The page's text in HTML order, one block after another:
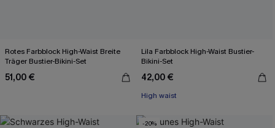
Rotes Farbblock High-Waist Breite
Träger Bustier-Bikini-Set
51,00 €
Lila Farbblock High-Waist Bustier-
Bikini-Set
42,00 €
High waist
-20%